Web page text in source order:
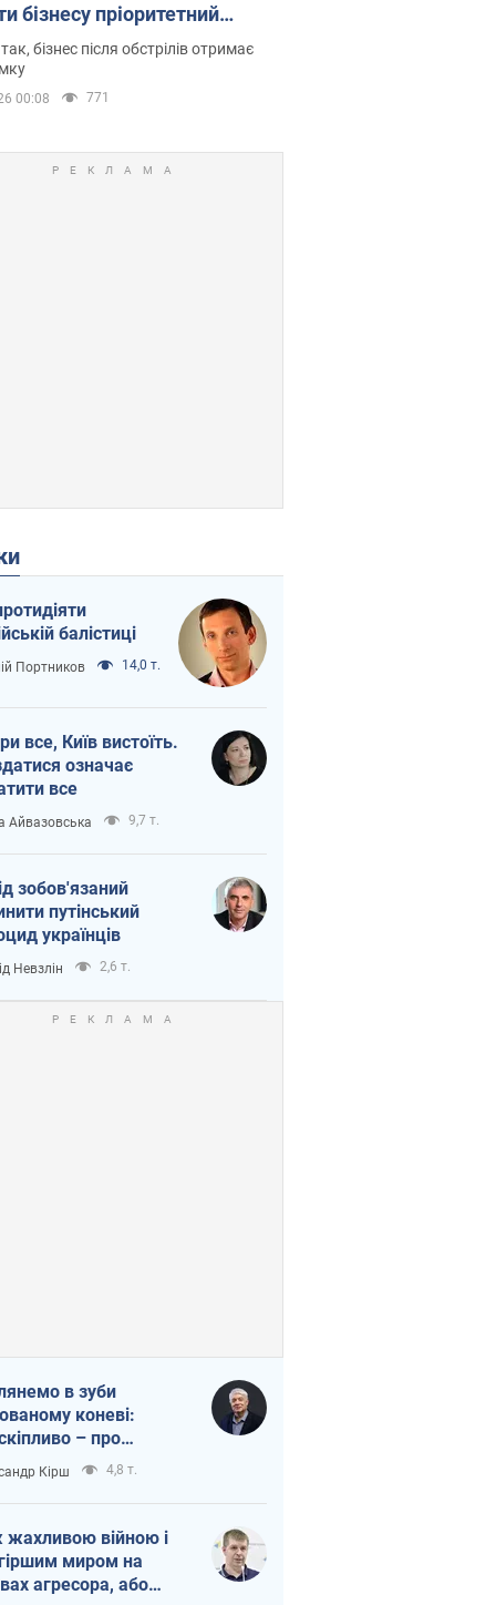
бізнесу пріоритетний
до наявних складських
бізнес після обстрілів отримає
00:08 771
балістиці
Портников 14,0 т.
все, Київ вистоїть.
означає
все
Айвазовська 9,7 т.
зобов'язаний
путінський
українців
Невзлін 2,6 т.
в зуби
коневі:
– про
Україні
Кірш 4,8 т.
жахливою війною і
миром на
агресора, або